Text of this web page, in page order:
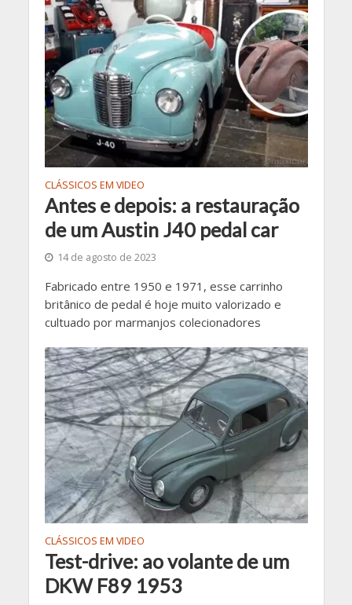
CLÁSSICOS EM VIDEO
Antes e depois: a restauração
de um Austin J40 pedal car
14 de agosto de 2023
Fabricado entre 1950 e 1971, esse carrinho
britânico de pedal é hoje muito valorizado e
cultuado por marmanjos colecionadores
CLÁSSICOS EM VIDEO
Test-drive: ao volante de um
DKW F89 1953